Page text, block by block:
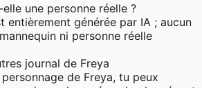
une personne réelle ?
entièrement générée par IA ; aucun
ni personne réelle
journal de Freya
de Freya, tu peux